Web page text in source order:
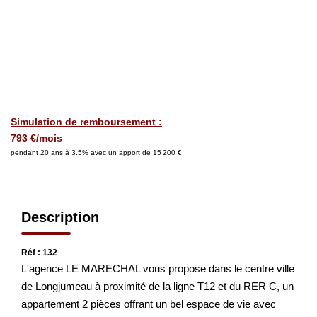
Simulation de remboursement :
793 €/mois
pendant 20 ans à 3.5% avec un apport de 15 200 €
Description
Réf : 132
L'agence LE MARECHAL vous propose dans le centre ville
de Longjumeau à proximité de la ligne T12 et du RER C, un
appartement 2 pièces offrant un bel espace de vie avec